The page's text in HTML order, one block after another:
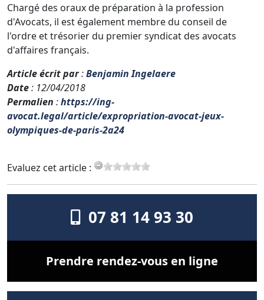
Chargé des oraux de préparation à la profession
d'Avocats, il est également membre du conseil de
l'ordre et trésorier du premier syndicat des avocats
d'affaires français.
Article écrit par:Benjamin Ingelaere
Date: 12/04/2018
Permalien :https://ing-
avocat.legal/article/expropriation-avocat-jeux-
olympiques-de-paris-2a24
Evaluez cet article :
07 81 14 93 30
Prendre rendez-vous en ligne